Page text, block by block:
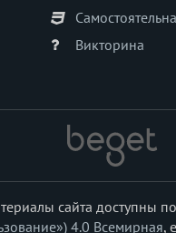
Викторина
сайта доступны по
4.0 Всемирная,